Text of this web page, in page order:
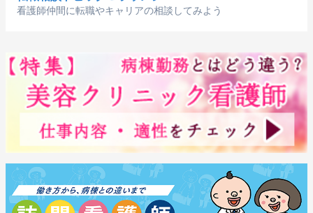
看護師仲間に転職やキャリアの相談してみよう